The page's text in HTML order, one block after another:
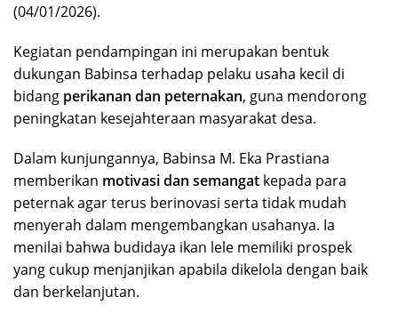
(04/01/2026).
Kegiatan pendampingan ini merupakan bentuk
dukungan Babinsa terhadap pelaku usaha kecil di
bidang perikanan dan peternakan, guna mendorong
peningkatan kesejahteraan masyarakat desa.
Dalam kunjungannya, Babinsa M. Eka Prastiana
memberikan motivasi dan semangat kepada para
peternak agar terus berinovasi serta tidak mudah
menyerah dalam mengembangkan usahanya. Ia
menilai bahwa budidaya ikan lele memiliki prospek
yang cukup menjanjikan apabila dikelola dengan baik
dan berkelanjutan.